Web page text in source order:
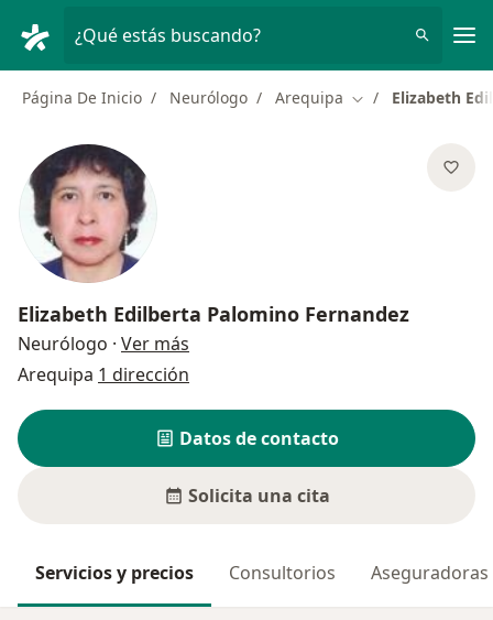
¿Qué estás buscando?
Página De Inicio Neurólogo Arequipa Cambiar de ciudad
Elizabeth
Elizabeth Edilberta Palomino Fernandez
Neurólogo · Ver más
Arequipa 1 dirección
Datos de contacto
Solicita una cita
Servicios y precios Consultorios Aseguradoras